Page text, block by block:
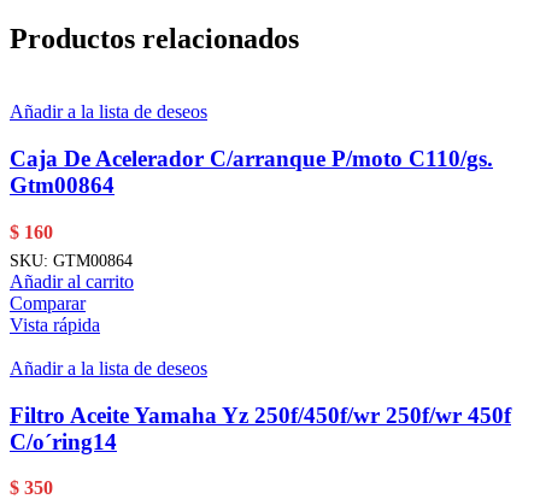
Productos relacionados
Añadir a la lista de deseos
Caja De Acelerador C/arranque P/moto C110/gs.
Gtm00864
$ 160
SKU: GTM00864
Añadir al carrito
Comparar
Vista rápida
Añadir a la lista de deseos
Filtro Aceite Yamaha Yz 250f/450f/wr 250f/wr 450f
C/o´ring14
$ 350